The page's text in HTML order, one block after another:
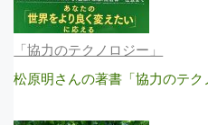
「協力のテクノロジー」
松原明さんの著書「協力のテ